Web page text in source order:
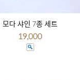
모다 샤인 7종 세트
19,000